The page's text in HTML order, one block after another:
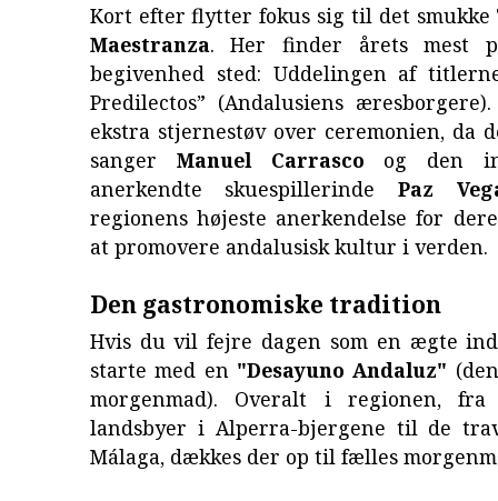
Kort efter flytter fokus sig til det smukke
Maestranza. Her finder årets mest
begivenhed sted: Uddelingen af
Predilectos” (Andalusiens
ekstra stjernestøv over ceremonien, da
sanger Manuel Carrasco og den
anerkendte skuespillerinde Paz
regionens højeste anerkendelse for
at promovere andalusisk kultur i verden.
Den gastronomiske tradition
Hvis du vil fejre dagen som en ægte
starte med en "Desayuno Andaluz"
morgenmad). Overalt i regionen,
landsbyer i Alperra-bjergene til de
Málaga, dækkes der op til fælles